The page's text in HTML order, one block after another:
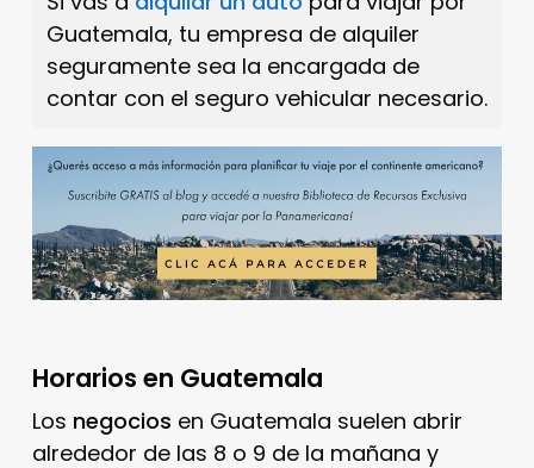
Guatemala, tu empresa de alquiler
seguramente sea la encargada de
contar con el seguro vehicular necesario.
Horarios en Guatemala
Los negocios en Guatemala suelen abrir
alrededor de las 8 o 9 de la mañana y